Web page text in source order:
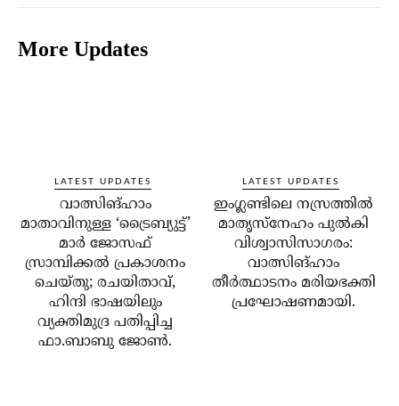
More Updates
LATEST UPDATES
വാത്സിങ്ഹാം
മാതാവിനുള്ള ‘ട്രൈബ്യുട്ട്’
മാർ ജോസഫ്
സ്രാമ്പിക്കൽ പ്രകാശനം
ചെയ്തു; രചയിതാവ്,
ഹിന്ദി ഭാഷയിലും
വ്യക്തിമുദ്ര പതിപ്പിച്ച
ഫാ.ബാബു ജോൺ.
LATEST UPDATES
ഇംഗ്ലണ്ടിലെ നസ്രത്തിൽ
മാതൃസ്നേഹം പുൽകി
വിശ്വാസിസാഗരം:
വാത്സിങ്ഹാം
തീർത്ഥാടനം മരിയഭക്തി
പ്രഘോഷണമായി.